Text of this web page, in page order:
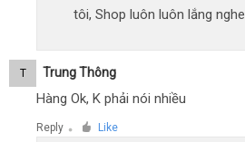
tôi, Shop luôn luôn lắng nghe
T Trung Thông
Hàng Ok, K phải nói nhiều
Reply ● Like